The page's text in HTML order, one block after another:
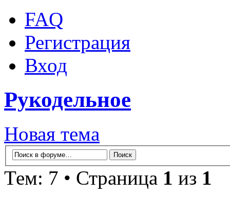
FAQ
Регистрация
Вход
Рукодельное
Новая тема
Тем: 7 • Страница 1 из 1